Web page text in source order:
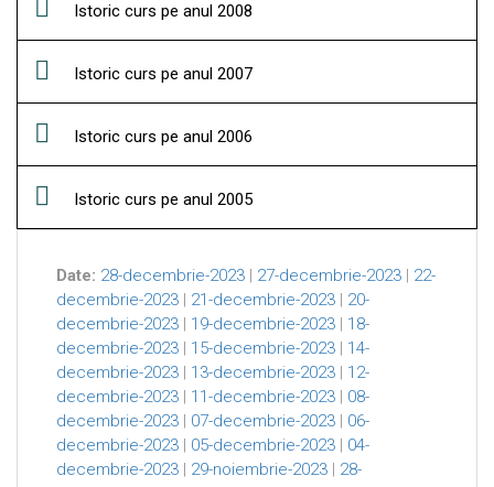
Istoric curs pe anul 2008
Istoric curs pe anul 2007
Istoric curs pe anul 2006
Istoric curs pe anul 2005
Date: 28-decembrie-2023 | 27-decembrie-2023 | 22-
decembrie-2023 | 21-decembrie-2023 | 20-
decembrie-2023 | 19-decembrie-2023 | 18-
decembrie-2023 | 15-decembrie-2023 | 14-
decembrie-2023 | 13-decembrie-2023 | 12-
decembrie-2023 | 11-decembrie-2023 | 08-
decembrie-2023 | 07-decembrie-2023 | 06-
decembrie-2023 | 05-decembrie-2023 | 04-
decembrie-2023 | 29-noiembrie-2023 | 28-